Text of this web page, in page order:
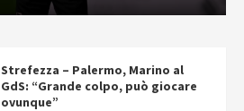
Strefezza – Palermo, Marino al
GdS: “Grande colpo, può giocare
ovunque”